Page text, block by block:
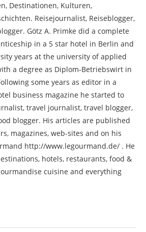
Destinationen, Kulturen,
Reisejournalist, Reiseblogger,
Götz A. Primke did a complete
in a 5 star hotel in Berlin and
years at the university of applied
a degree as Diplom-Betriebswirt in
some years as editor in a
business magazine he started to
travel journalist, travel blogger,
blogger. His articles are published
magazines, web-sites and on his
http://www.legourmand.de/ . He
hotels, restaurants, food &
cuisine and everything